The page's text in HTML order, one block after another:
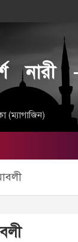
নারী
(ম্যাগাজিন)